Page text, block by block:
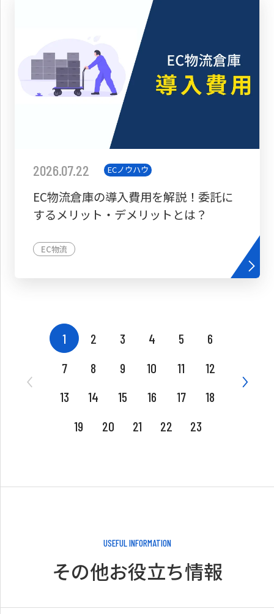
2026.07.22 ECノウハウ
EC物流倉庫の導入費用を解説！委託に
するメリット・デメリットとは？
EC物流
1 2 3 4 5
6
7
8 9 10 11
12
13
14 15 16 17
18
19
20 21 22 23
USEFUL INFORMATION
その他お役立ち情報